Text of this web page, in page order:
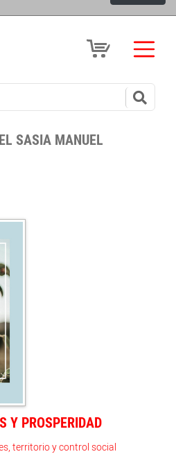
SASIA MANUEL
Y PROSPERIDAD
territorio y control social